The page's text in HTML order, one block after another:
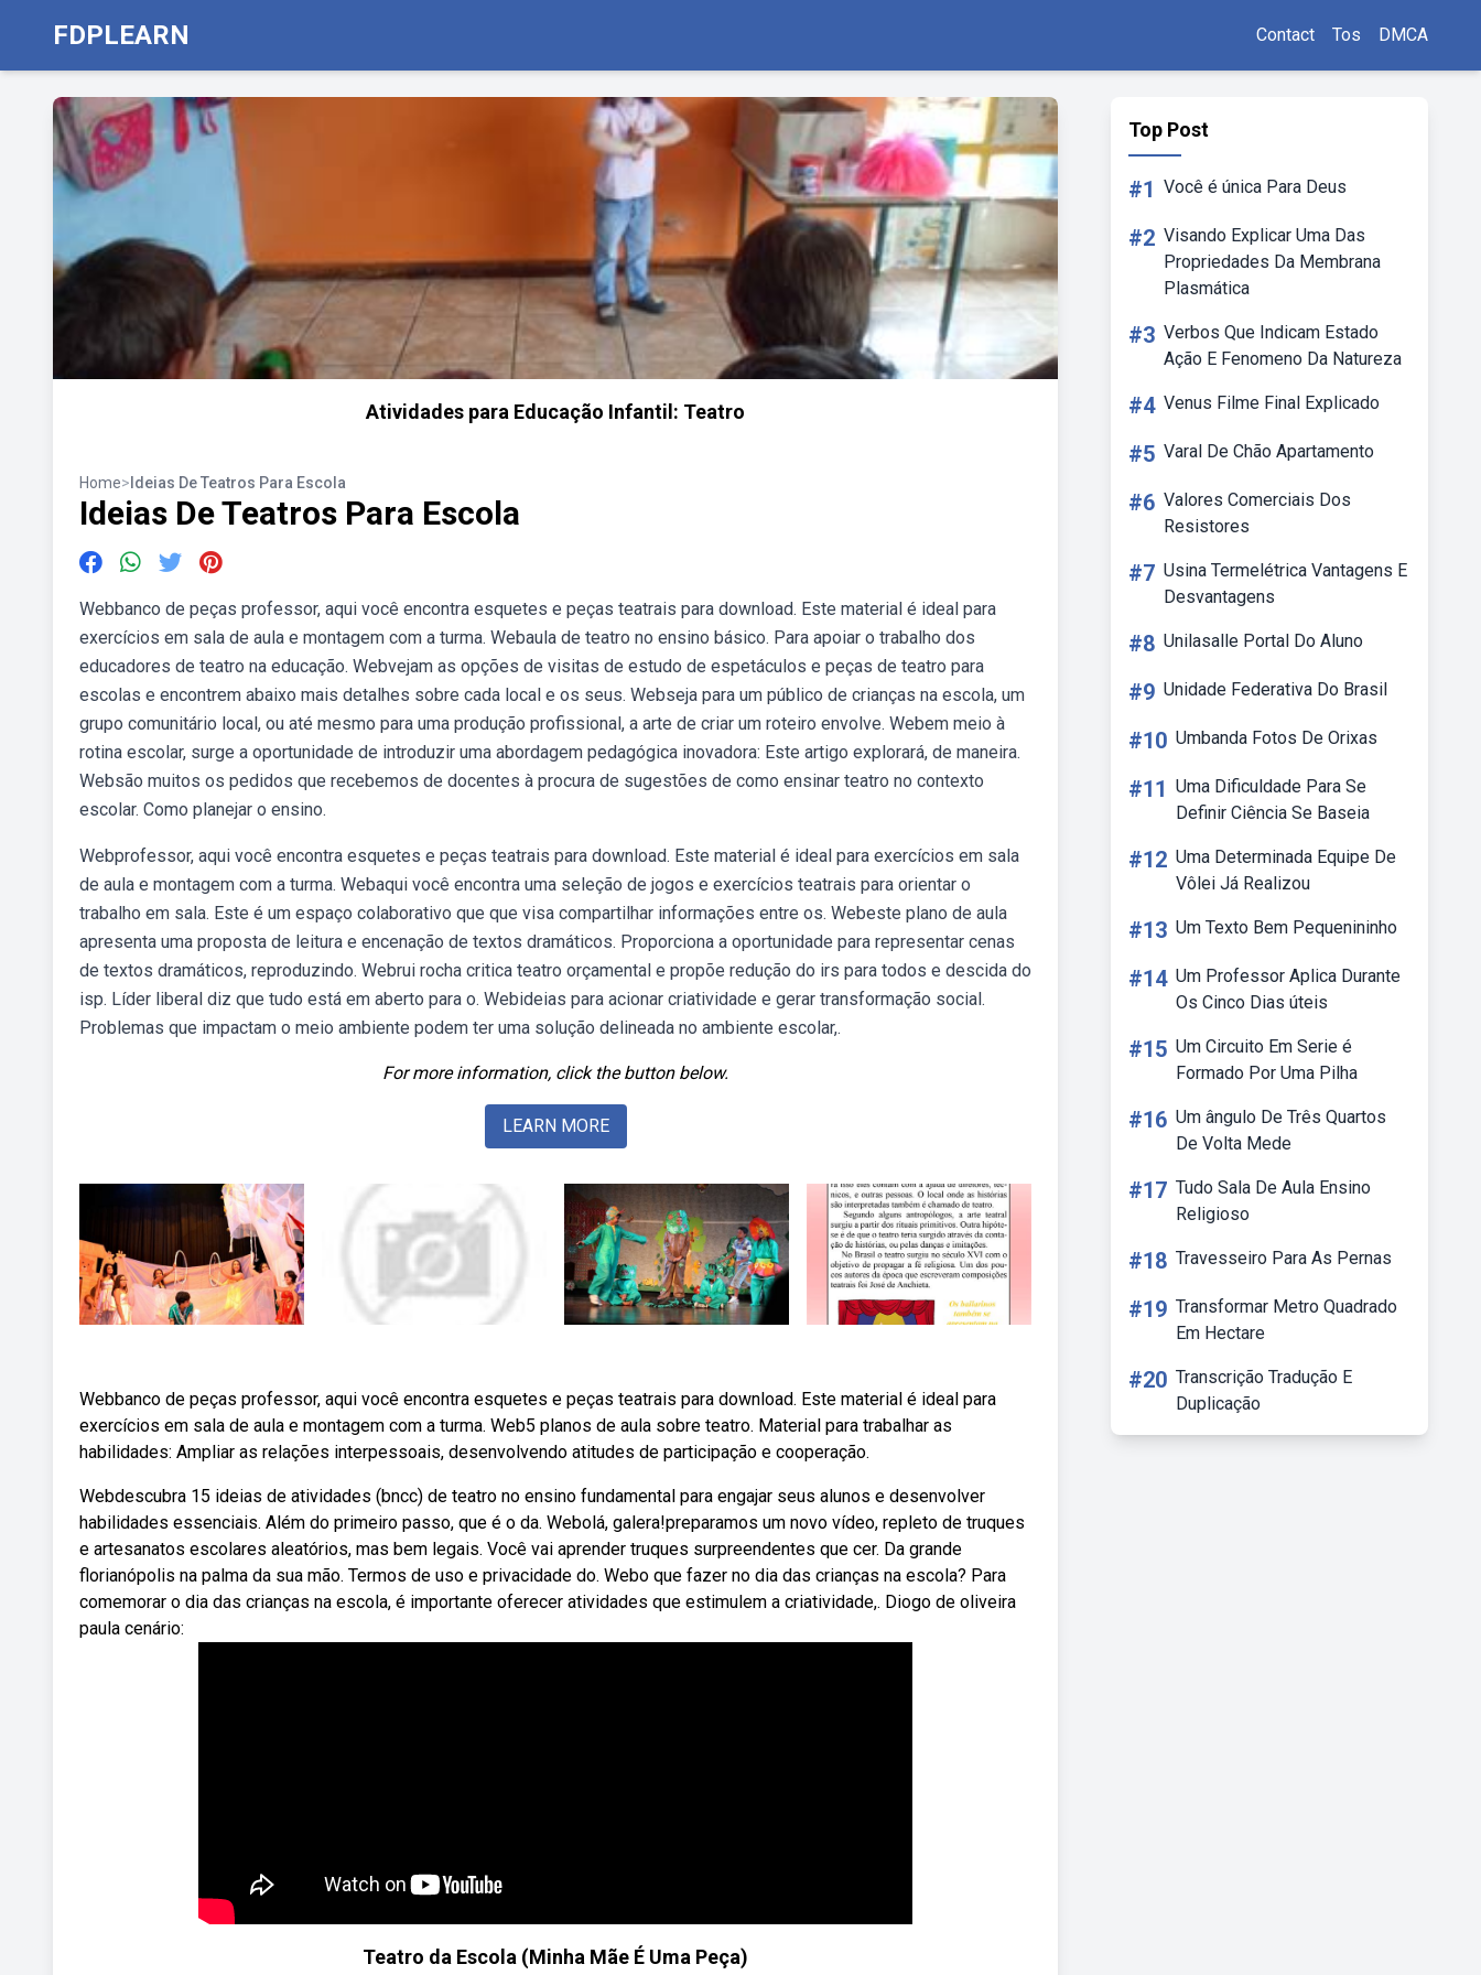
FDPLEARN Contact Tos DMCA
Atividades para Educação Infantil: Teatro
Home> Ideias De Teatros Para Escola
Ideias De Teatros Para Escola
Webbanco de peças professor, aqui você encontra esquetes e peças teatrais para download. Este material é ideal para
exercícios em sala de aula e montagem com a turma. Webaula de teatro no ensino básico. Para apoiar o trabalho dos
educadores de teatro na educação. Webvejam as opções de visitas de estudo de espetáculos e peças de teatro para
escolas e encontrem abaixo mais detalhes sobre cada local e os seus. Webseja para um público de crianças na escola, um
grupo comunitário local, ou até mesmo para uma produção profissional, a arte de criar um roteiro envolve. Webem meio à
rotina escolar, surge a oportunidade de introduzir uma abordagem pedagógica inovadora: Este artigo explorará, de maneira.
Websão muitos os pedidos que recebemos de docentes à procura de sugestões de como ensinar teatro no contexto
escolar. Como planejar o ensino.
Webprofessor, aqui você encontra esquetes e peças teatrais para download. Este material é ideal para exercícios em sala
de aula e montagem com a turma. Webaqui você encontra uma seleção de jogos e exercícios teatrais para orientar o
trabalho em sala. Este é um espaço colaborativo que que visa compartilhar informações entre os. Webeste plano de aula
apresenta uma proposta de leitura e encenação de textos dramáticos. Proporciona a oportunidade para representar cenas
de textos dramáticos, reproduzindo. Webrui rocha critica teatro orçamental e propõe redução do irs para todos e descida do
isp. Líder liberal diz que tudo está em aberto para o. Webideias para acionar criatividade e gerar transformação social.
Problemas que impactam o meio ambiente podem ter uma solução delineada no ambiente escolar,.
For more information, click the button below.
LEARN MORE
Webbanco de peças professor, aqui você encontra esquetes e peças teatrais para download. Este material é ideal para
exercícios em sala de aula e montagem com a turma. Web5 planos de aula sobre teatro. Material para trabalhar as
habilidades: Ampliar as relações interpessoais, desenvolvendo atitudes de participação e cooperação.
Webdescubra 15 ideias de atividades (bncc) de teatro no ensino fundamental para engajar seus alunos e desenvolver
habilidades essenciais. Além do primeiro passo, que é o da. Webolá, galera!preparamos um novo vídeo, repleto de truques
e artesanatos escolares aleatórios, mas bem legais. Você vai aprender truques surpreendentes que cer. Da grande
florianópolis na palma da sua mão. Termos de uso e privacidade do. Webo que fazer no dia das crianças na escola? Para
comemorar o dia das crianças na escola, é importante oferecer atividades que estimulem a criatividade,. Diogo de oliveira
paula cenário:
Teatro da Escola (Minha Mãe É Uma Peça)
Top Post
#1 Você é única Para Deus
#2 Visando Explicar Uma Das
Propriedades Da Membrana
Plasmática
#3 Verbos Que Indicam Estado
Ação E Fenomeno Da Natureza
#4 Venus Filme Final Explicado
#5 Varal De Chão Apartamento
#6 Valores Comerciais Dos
Resistores
#7 Usina Termelétrica Vantagens E
Desvantagens
#8 Unilasalle Portal Do Aluno
#9 Unidade Federativa Do Brasil
#10 Umbanda Fotos De Orixas
#11 Uma Dificuldade Para Se
Definir Ciência Se Baseia
#12 Uma Determinada Equipe De
Vôlei Já Realizou
#13 Um Texto Bem Pequenininho
#14 Um Professor Aplica Durante
Os Cinco Dias úteis
#15 Um Circuito Em Serie é
Formado Por Uma Pilha
#16 Um ângulo De Três Quartos
De Volta Mede
#17 Tudo Sala De Aula Ensino
Religioso
#18 Travesseiro Para As Pernas
#19 Transformar Metro Quadrado
Em Hectare
#20 Transcrição Tradução E
Duplicação